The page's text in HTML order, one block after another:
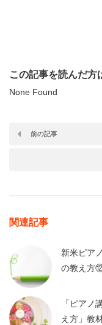
この記事を読んだ方
None Found
前の記事
関連記事
新米ピア
の教え方
「ピアノ
え方」教